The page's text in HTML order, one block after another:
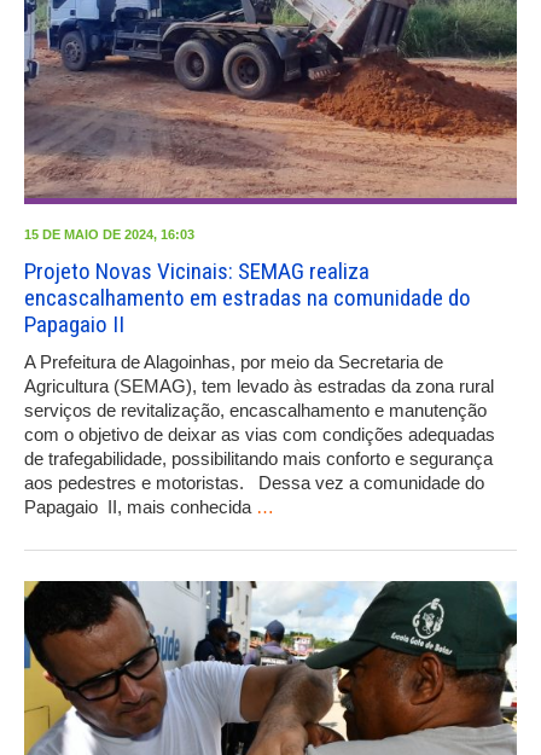
15 DE MAIO DE 2024, 16:03
Projeto Novas Vicinais: SEMAG realiza
encascalhamento em estradas na comunidade do
Papagaio II
A Prefeitura de Alagoinhas, por meio da Secretaria de
Agricultura (SEMAG), tem levado às estradas da zona rural
serviços de revitalização, encascalhamento e manutenção
com o objetivo de deixar as vias com condições adequadas
de trafegabilidade, possibilitando mais conforto e segurança
aos pedestres e motoristas. Dessa vez a comunidade do
Papagaio II, mais conhecida …